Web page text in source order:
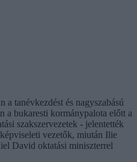
tanévkezdést és nagyszabású
a bukaresti kormánypalota előtt a
szakszervezetek - jelentették
vezetők, miután Ilie
David oktatási miniszterrel